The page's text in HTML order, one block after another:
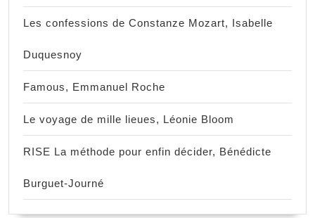
Les confessions de Constanze Mozart, Isabelle
Duquesnoy
Famous, Emmanuel Roche
Le voyage de mille lieues, Léonie Bloom
RISE La méthode pour enfin décider, Bénédicte
Burguet-Journé